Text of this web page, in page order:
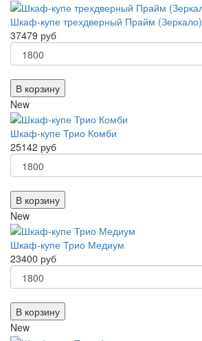
Шкаф-купе трехдверный Прайм (Зеркало)
37479 руб
В корзину
New
Шкаф-купе Трио Комби
25142 руб
В корзину
New
Шкаф-купе Трио Медиум
23400 руб
В корзину
New